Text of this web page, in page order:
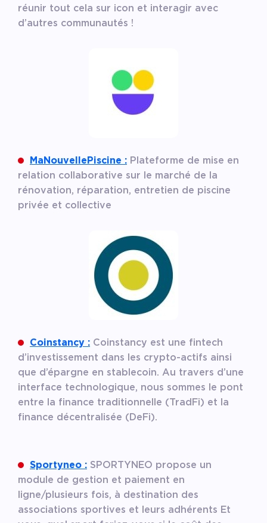
réunir tout cela sur icon et interagir avec
d’autres communautés !
MaNouvellePiscine : Plateforme de mise en
relation collaborative sur le marché de la
rénovation, réparation, entretien de piscine
privée et collective
Coinstancy : Coinstancy est une fintech
d’investissement dans les crypto-actifs ainsi
que d’épargne en stablecoin. Au travers d’une
interface technologique, nous sommes le pont
entre la finance traditionnelle (TradFi) et la
finance décentralisée (DeFi).
Sportyneo : SPORTYNEO propose un
module de gestion et paiement en
ligne/plusieurs fois, à destination des
associations sportives et leurs adhérents Et